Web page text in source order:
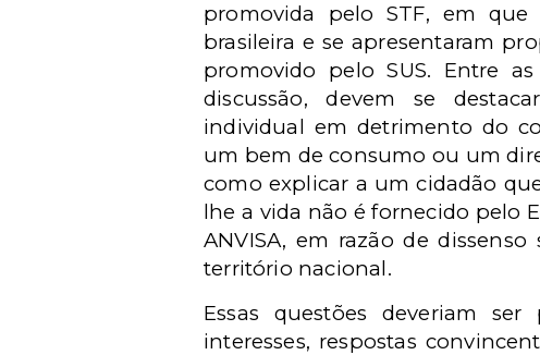
promovida pelo STF, em
brasileira e se apresentaram
promovido pelo SUS. Entre
discussão, devem se
individual em detrimento do
um bem de consumo ou um
como explicar a um cidadão
lhe a vida não é fornecido pelo
ANVISA, em razão de
território nacional.
Essas questões deveriam
interesses, respostas